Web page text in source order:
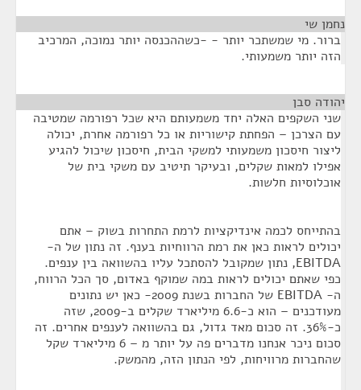
נחמן שי
ברור. מי שמשתכר יותר - -כשההכנסה יותר נמוכה, המרכיב
הזה יותר משמעותי.
יהודה סבן
שני השקפים האלה יחד משמעותם היא שכל רפורמה שמטיבה
עם הצרכן – הפחתת קישוריות או כל רפורמה אחרת, יכולה
ליצור חיסכון משמעותי למשקי הבית, חיסכון שיכול להגיע
אפילו למאות שקלים, ובעיקר תיטיב עם משקי בית של
אוכלוסיות חלשות.
בהתייחס לכמה אינדיקציות לרמת התחרות בשוק – אתם
יכולים לראות כאן את רמת הרווחיות בענף. זה נתון של ה-
EBITDA, נתון שמקובל להסתכל עליו בהשוואה בין ענפים.
כפי שאתם יכולים לראות במה שמוקף באדום, סך הכל הרווח,
ה- EBITDA של החברות בשנת 2009- כאן יש נתונים
מעודכנים – הוא כ-6.6 מיליארד שקלים ב-2009, שזה
כ-36%. זה סכום מאד גדול, גם בהשוואה לענפים אחרים. זה
סכום ניכר אנחנו מדברים פה על יותר מ – 6 מיליארד שקל
שהחברות מרוויחות, לפי הנתון הזה, מהמשק.